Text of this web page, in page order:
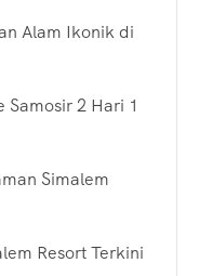
Alam Ikonik di
Samosir 2 Hari 1
Simalem
Resort Terkini